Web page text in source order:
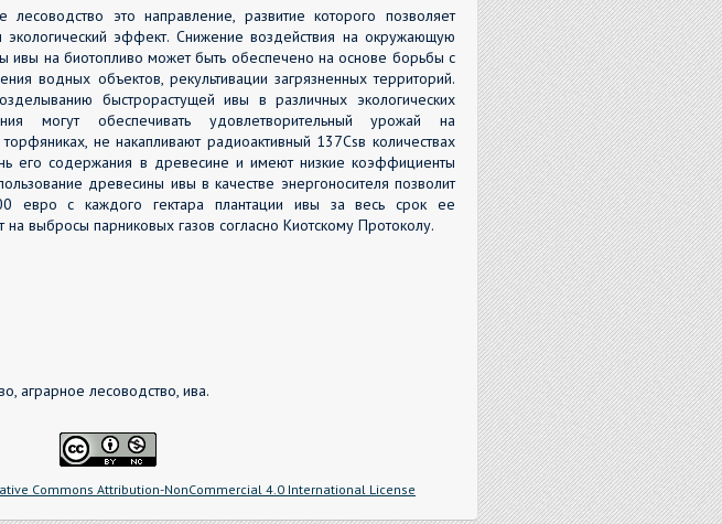
лесоводство это направление, развитие которого позволяет
экологический эффект. Снижение воздействия на окружающую
ивы на биотопливо может быть обеспечено на основе борьбы с
водных объектов, рекультивации загрязненных территорий.
быстрорастущей ивы в различных экологических
могут обеспечивать удовлетворительный урожай на
не накапливают радиоактивный 137Csв количествах
его содержания в древесине и имеют низкие коэффициенты
древесины ивы в качестве энергоносителя позволит
евро с каждого гектара плантации ивы за весь срок ее
на выбросы парниковых газов согласно Киотскому Протоколу.
аграрное лесоводство, ива.
Commons Attribution-NonCommercial 4.0 International License